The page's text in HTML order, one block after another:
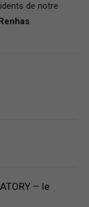
de notre
.
– le